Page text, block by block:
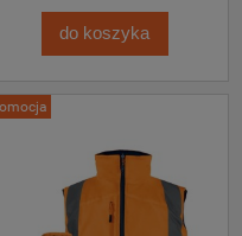
do koszyka